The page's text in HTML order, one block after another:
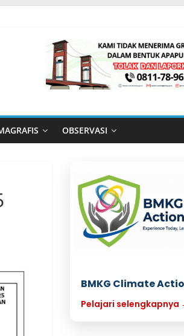
OBSERVASI
BMKG Climate
Pelajari selengkapnya